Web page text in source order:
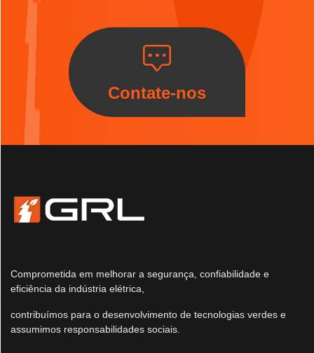
Contate-nos
Comprometida em melhorar a segurança, confiabilidade e
eficiência da indústria elétrica,
contribuímos para o desenvolvimento de tecnologias verdes e
assumimos responsabilidades sociais.